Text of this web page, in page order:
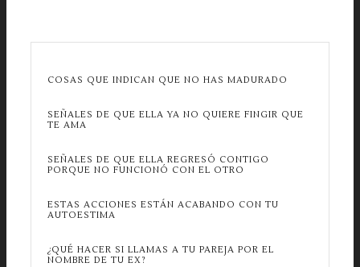
COSAS QUE INDICAN QUE NO HAS MADURADO
SEÑALES DE QUE ELLA YA NO QUIERE FINGIR QUE
TE AMA
SEÑALES DE QUE ELLA REGRESÓ CONTIGO
PORQUE NO FUNCIONÓ CON EL OTRO
ESTAS ACCIONES ESTÁN ACABANDO CON TU
AUTOESTIMA
¿QUÉ HACER SI LLAMAS A TU PAREJA POR EL
NOMBRE DE TU EX?